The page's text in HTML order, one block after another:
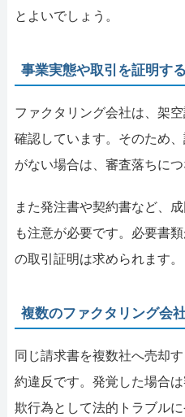
とよいでしょう。
事業実態や取引を証明す
ファクタリング会社は、架
確認しています。そのため
がない場合は、審査落ちに
また発注書や契約書など、
も注意が必要です。必要書
の取引証明は求められます。
複数のファクタリング会
同じ請求書を複数社へ売却
約違反です。発覚した場合
欺行為として法的トラブル